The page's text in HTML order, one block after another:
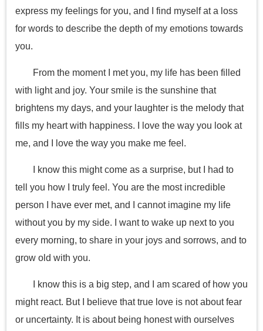
express my feelings for you, and I find myself at a loss
for words to describe the depth of my emotions towards
you.
From the moment I met you, my life has been filled
with light and joy. Your smile is the sunshine that
brightens my days, and your laughter is the melody that
fills my heart with happiness. I love the way you look at
me, and I love the way you make me feel.
I know this might come as a surprise, but I had to
tell you how I truly feel. You are the most incredible
person I have ever met, and I cannot imagine my life
without you by my side. I want to wake up next to you
every morning, to share in your joys and sorrows, and to
grow old with you.
I know this is a big step, and I am scared of how you
might react. But I believe that true love is not about fear
or uncertainty. It is about being honest with ourselves